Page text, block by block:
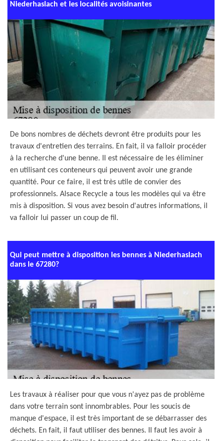
Niederhaslach et les localités avoisinantes
De bons nombres de déchets devront être produits pour les
travaux d'entretien des terrains. En fait, il va falloir procéder
à la recherche d'une benne. Il est nécessaire de les éliminer
en utilisant ces conteneurs qui peuvent avoir une grande
quantité. Pour ce faire, il est très utile de convier des
professionnels. Alsace Recycle a tous les modèles qui va être
mis à disposition. Si vous avez besoin d'autres informations, il
va falloir lui passer un coup de fil.
Qui peut mettre à disposition les bennes à Niederhaslach
dans le 67280?
Les travaux à réaliser pour que vous n'ayez pas de problème
dans votre terrain sont innombrables. Pour les soucis de
manque d'espace, il est très important de se débarrasser des
déchets. En fait, il faut utiliser des bennes. Il faut les avoir à